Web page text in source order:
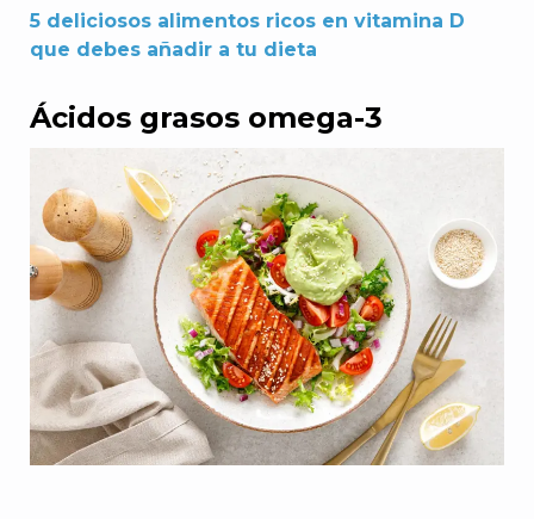
5 deliciosos alimentos ricos en vitamina D
que debes añadir a tu dieta
Ácidos grasos omega-3